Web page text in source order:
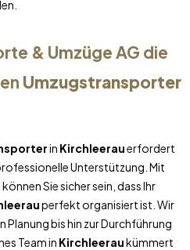
& Umzüge AG die
Umzugstransporter
in Kirchleerauerfordert
Unterstützung. Mit
Sie sicher sein, dass Ihr
perfekt organisiert ist. Wir
Planung bis hin zur Durchführung
Team in Kirchleeraukümmert